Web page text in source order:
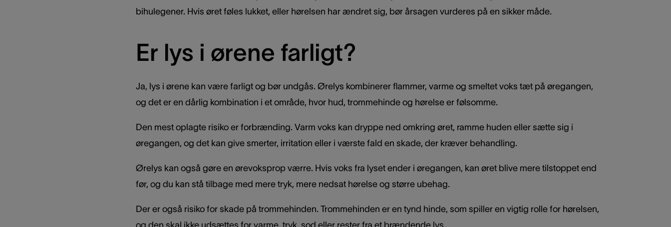
bihulegener. Hvis øret føles lukket, eller hørelsen har ændret sig, bør årsagen vurderes på en sikker måde.
Er lys i ørene farligt?
Ja, lys i ørene kan være farligt og bør undgås. Ørelys kombinerer flammer, varme og smeltet voks tæt på øregangen,
og det er en dårlig kombination i et område, hvor hud, trommehinde og hørelse er følsomme.
Den mest oplagte risiko er forbrænding. Varm voks kan dryppe ned omkring øret, ramme huden eller sætte sig i
øregangen, og det kan give smerter, irritation eller i værste fald en skade, der kræver behandling.
Ørelys kan også gøre en ørevoksprop værre. Hvis voks fra lyset ender i øregangen, kan øret blive mere tilstoppet end
før, og du kan stå tilbage med mere tryk, mere nedsat hørelse og større ubehag.
Der er også risiko for skade på trommehinden. Trommehinden er en tynd hinde, som spiller en vigtig rolle for hørelsen,
og den skal ikke udsættes for varme, tryk, sod eller rester fra et brændende lys.